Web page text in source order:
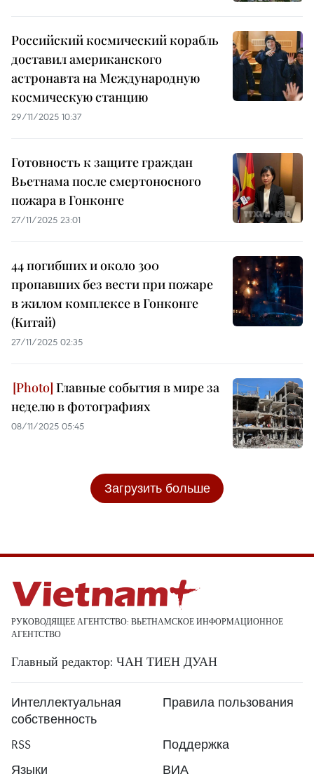
Российский космический корабль
доставил американского
астронавта на Международную
космическую станцию
29/11/2025 10:37
Готовность к защите граждан
Вьетнама после смертоносного
пожара в Гонконге
27/11/2025 23:01
44 погибших и около 300
пропавших без вести при пожаре
в жилом комплексе в Гонконге
(Китай)
27/11/2025 02:35
Главные события в мире за
неделю в фотографиях
08/11/2025 05:45
Загрузить больше
РУКОВОДЯЩЕЕ АГЕНТСТВО: ВЬЕТНАМСКОЕ ИНФОРМАЦИОННОЕ
АГЕНТСТВО
Главный редактор: ЧАН ТИЕН ДУАН
Интеллектуальная
собственность
Правила пользования
RSS
Поддержка
Языки
ВИА